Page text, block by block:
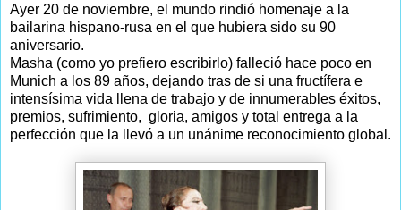
Ayer 20 de noviembre, el mundo rindió homenaje a la
bailarina hispano-rusa en el que hubiera sido su 90
aniversario.
Masha (como yo prefiero escribirlo) falleció hace poco en
Munich a los 89 años, dejando tras de si una fructífera e
intensísima vida llena de trabajo y de innumerables éxitos,
premios, sufrimiento, gloria, amigos y total entrega a la
perfección que la llevó a un unánime reconocimiento global.